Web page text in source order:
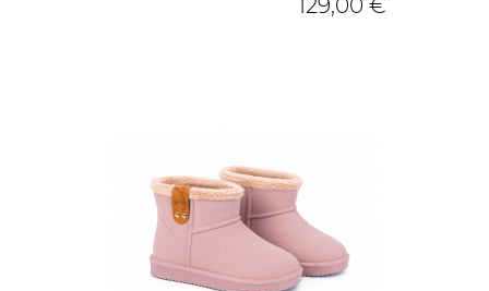
129,00 €